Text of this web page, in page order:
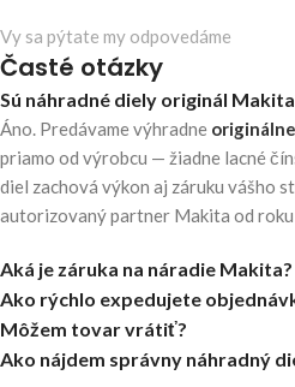
Vy sa pýtate my odpovedáme
Časté otázky
Sú náhradné diely originál
Áno. Predávame výhradne
priamo od výrobcu — žiadne lacné
diel zachová výkon aj záruku vášho
autorizovaný partner Makita od
Aká je záruka na náradie Makita?
Ako rýchlo expedujete
Môžem tovar vrátiť?
Ako nájdem správny náhradný